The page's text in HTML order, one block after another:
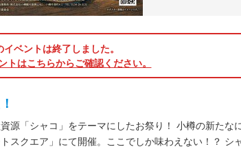
ベントは終了しました。
トはこちらからご確認ください。
源「シャコ」をテーマにしたお祭り！ 小樽の新たな
スクエア」にて開催。ここでしか味わえない！？ シ